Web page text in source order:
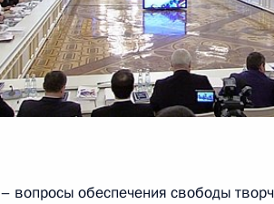
совета по реализации
действий в интересах детей
глав государств СНГ в
вопросы обеспечения свободы